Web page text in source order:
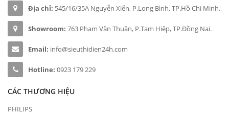
Địa chỉ: 545/16/35A Nguyễn Xiển, P.Long Bình, TP.Hồ Chí Minh.
Showroom: 763 Phạm Văn Thuận, P.Tam Hiệp, TP.Đồng Nai.
Email: info@sieuthidien24h.com
Hotline: 0923 179 229
CÁC THƯƠNG HIỆU
PHILIPS